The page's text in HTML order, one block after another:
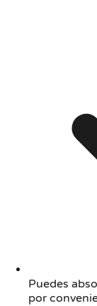
Puedes
por